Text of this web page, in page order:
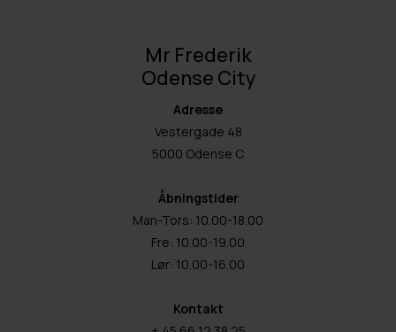
Mr Frederik
Odense City
Adresse
Vestergade 48
5000 Odense C
Åbningstider
Man-Tors: 10.00-18.00
Fre: 10.00-19.00
Lør: 10.00-16.00
Kontakt